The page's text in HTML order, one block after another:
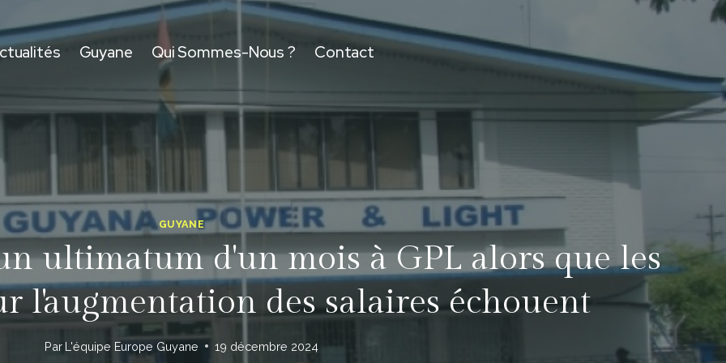
Guyane Qui Sommes-Nous ? Contact
GUYANE
ultimatum d'un mois à GPL alors que les
l'augmentation des salaires échouent
Par L'équipe Europe Guyane 19 décembre 2024